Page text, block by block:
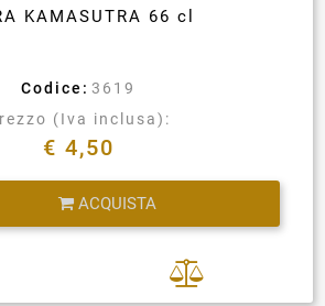
KAMASUTRA 66 cl
Codice: 3619
(Iva inclusa):
€ 4,50
ACQUISTA